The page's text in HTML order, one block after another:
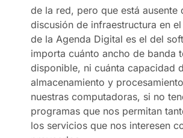
de la red, pero que está ausente
discusión de infraestructura en
de la Agenda Digital es el del
importa cuánto ancho de banda
disponible, ni cuánta capacidad
almacenamiento y
nuestras computadoras, si no
programas que nos permitan
los servicios que nos interesen